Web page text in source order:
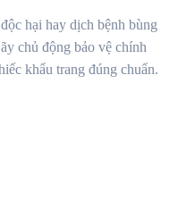
hại hay dịch bệnh bùng
chủ động bảo vệ chính
khẩu trang đúng chuẩn.